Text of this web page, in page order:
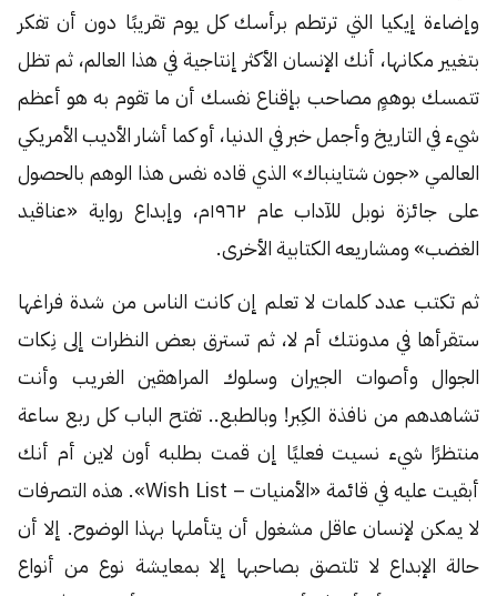
وإضاءة إيكيا التي ترتطم برأسك كل يوم تقريبًا دون أن تفكر
بتغيير مكانها، أنك الإنسان الأكثر إنتاجية في هذا العالم، ثم تظل
تتمسك بوهمٍ مصاحب بإقناع نفسك أن ما تقوم به هو أعظم
شيء في التاريخ وأجمل خبر في الدنيا، أو كما أشار الأديب الأمريكي
العالمي «جون شتاينباك» الذي قاده نفس هذا الوهم بالحصول
على جائزة نوبل للآداب عام ١٩٦٢م، وإبداع رواية «عناقيد
الغضب» ومشاريعه الكتابية الأخرى.
ثم تكتب عدد كلمات لا تعلم إن كانت الناس من شدة فراغها
ستقرأها في مدونتك أم لا، ثم تسترق بعض النظرات إلى نِكات
الجوال وأصوات الجيران وسلوك المراهقين الغريب وأنت
تشاهدهم من نافذة الكِبر! وبالطبع.. تفتح الباب كل ربع ساعة
منتظرًا شيء نسيت فعليًا إن قمت بطلبه أون لاين أم أنك
أبقيت عليه في قائمة «الأمنيات – Wish List». هذه التصرفات
لا يمكن لإنسان عاقل مشغول أن يتأملها بهذا الوضوح. إلا أن
حالة الإبداع لا تلتصق بصاحبها إلا بمعايشة نوع من أنواع